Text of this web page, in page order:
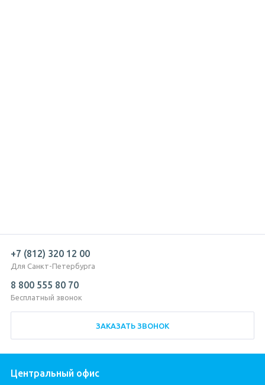
+7 (812) 320 12 00
Для Санкт-Петербурга
8 800 555 80 70
Бесплатный звонок
ЗАКАЗАТЬ ЗВОНОК
Центральный офис